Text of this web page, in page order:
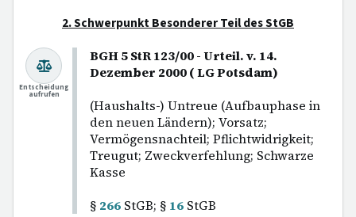
2. Schwerpunkt Besonderer Teil des StGB
BGH 5 StR 123/00 - Urteil. v. 14.
Dezember 2000 ( LG Potsdam)
(Haushalts-) Untreue (Aufbauphase in
den neuen Ländern); Vorsatz;
Vermögensnachteil; Pflichtwidrigkeit;
Treugut; Zweckverfehlung; Schwarze
Kasse
§ 266 StGB; § 16 StGB
Entscheidung
aufrufen